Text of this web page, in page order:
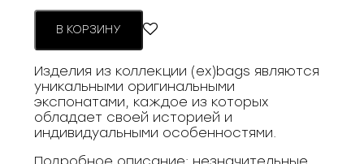
В КОРЗИНУ
Изделия из коллекции (ex)bags являются
уникальными оригинальными
экспонатами, каждое из которых
обладает своей историей и
индивидуальными особенностями.